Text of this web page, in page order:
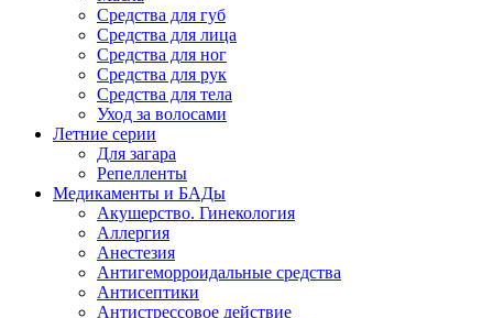
Средства для губ
Средства для лица
Средства для ног
Средства для рук
Средства для тела
Уход за волосами
Летние серии
Для загара
Репелленты
Медикаменты и БАДы
Акушерство. Гинекология
Аллергия
Анестезия
Антигеморроидальные средства
Антисептики
Антистрессовое действие